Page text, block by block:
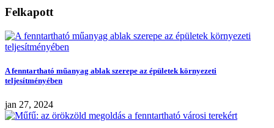
Felkapott
A fenntartható műanyag ablak szerepe az épületek környezeti
teljesítményében
jan 27, 2024